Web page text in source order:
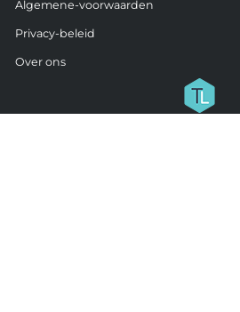
Algemene-voorwaarden
Privacy-beleid
Over ons